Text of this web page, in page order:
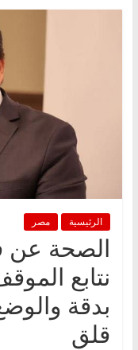
الرئيسية مصر
الصحة عن
نتابع
بدقة
قلق